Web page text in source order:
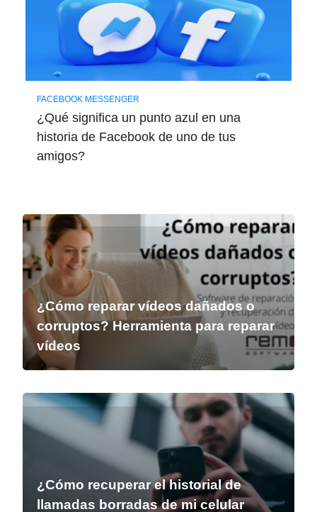
FACEBOOK MESSENGER
¿Qué significa un punto azul en una
historia de Facebook de uno de tus
amigos?
¿Cómo reparar vídeos dañados o
corruptos? Herramienta para reparar
vídeos
¿Cómo recuperar el historial de
llamadas borradas de mi celular